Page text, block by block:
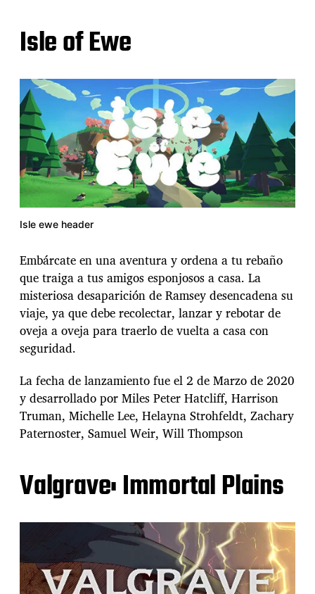
Isle of Ewe
Isle ewe header
Embárcate en una aventura y ordena a tu rebaño
que traiga a tus amigos esponjosos a casa. La
misteriosa desaparición de Ramsey desencadena su
viaje, ya que debe recolectar, lanzar y rebotar de
oveja a oveja para traerlo de vuelta a casa con
seguridad.
La fecha de lanzamiento fue el 2 de Marzo de 2020
y desarrollado por Miles Peter Hatcliff, Harrison
Truman, Michelle Lee, Helayna Strohfeldt, Zachary
Paternoster, Samuel Weir, Will Thompson
Valgrave: Immortal Plains